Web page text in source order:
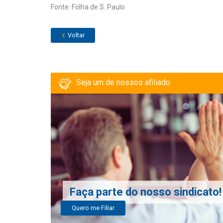
Fonte: Folha de S. Paulo
Voltar
Seja um de nossos afiliado
Faça parte do nosso sindicato!
Quero me Filiar